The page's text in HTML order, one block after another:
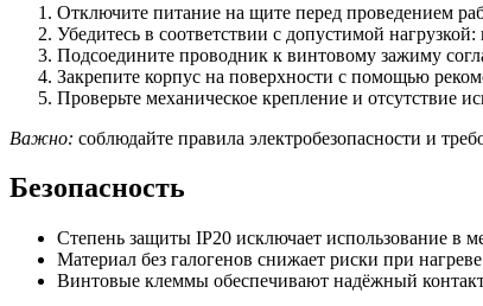
Отключите питание на щите перед проведением
Убедитесь в соответствии с допустимой
Подсоедините проводник к винтовому зажиму
Закрепите корпус на поверхности с помощью
Проверьте механическое крепление и отсутствие
Важно: соблюдайте правила электробезопасности и
Безопасность
Степень защиты IP20 исключает использование в
Материал без галогенов снижает риски при
Винтовые клеммы обеспечивают надёжный контакт